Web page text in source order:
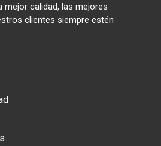
mejor calidad, las mejores
clientes siempre estén